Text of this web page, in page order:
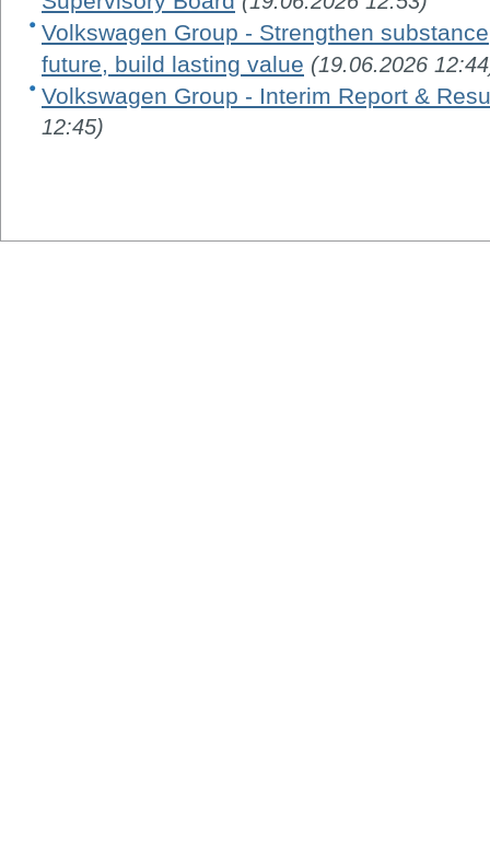
Volkswagen Group - Strengthen
future, build lasting value (19.06.2026
Volkswagen Group - Interim Report &
12:45)